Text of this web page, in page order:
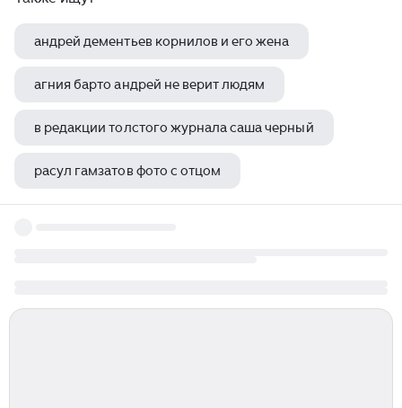
андрей дементьев корнилов и его жена
агния барто андрей не верит людям
в редакции толстого журнала саша черный
расул гамзатов фото с отцом